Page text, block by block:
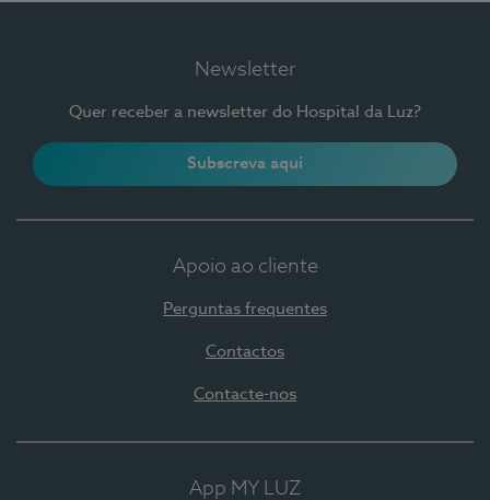
Newsletter
Quer receber a newsletter do Hospital da Luz?
Subscreva aqui
Apoio ao cliente
Perguntas frequentes
Contactos
Contacte-nos
App MY LUZ